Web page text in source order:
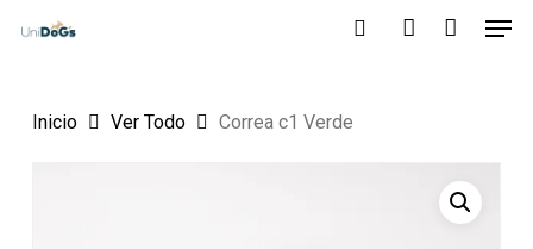
content
Inicio Ver Todo Correa c1 Verde